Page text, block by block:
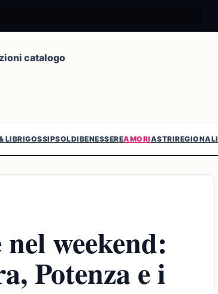
LIBRIGOSSIPSOLDIBENESSEREAMORIASTRIREGIONALI
weekend:
Potenza e i